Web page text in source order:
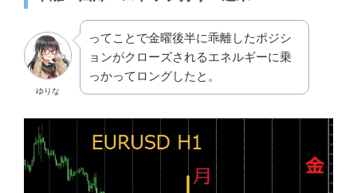
ゆりな
ってことで金曜後半に乖離したポジシ
ョンがクローズされるエネルギーに乗
っかってロングしたと。